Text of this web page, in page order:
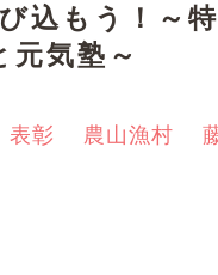
込もう！～
元気塾～
表彰 農山漁村